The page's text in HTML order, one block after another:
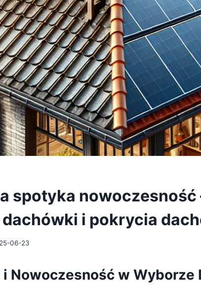
spotyka nowoczesność
i pokrycia
06-23
i Nowoczesność w Wyborze